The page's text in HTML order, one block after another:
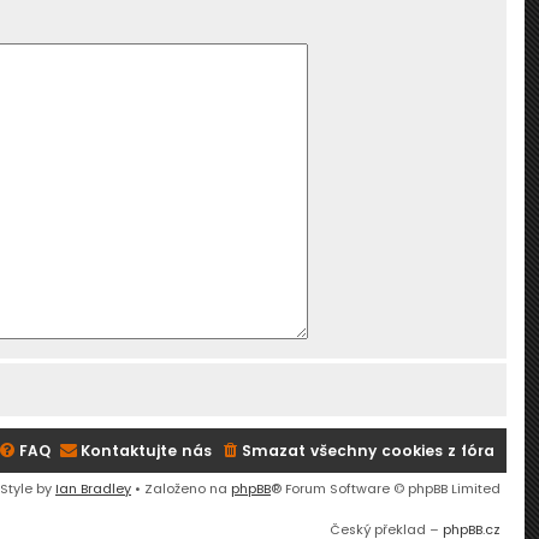
Smazat všechny cookies z fóra
Kontaktujte nás
FAQ
by Ian Bradley • Založeno na phpBB® Forum Software © phpBB Limited
Český překlad – phpBB.cz